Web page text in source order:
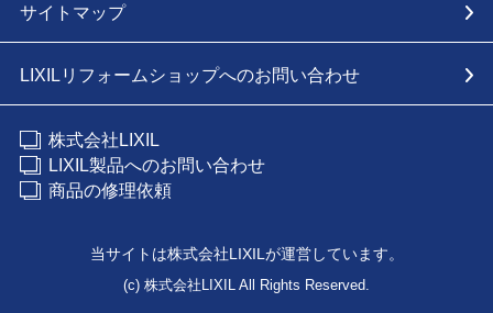
サイトマップ
LIXILリフォームショップへのお問い合わせ
株式会社LIXIL
LIXIL製品へのお問い合わせ
商品の修理依頼
当サイトは株式会社LIXILが運営しています。
(c) 株式会社LIXIL All Rights Reserved.